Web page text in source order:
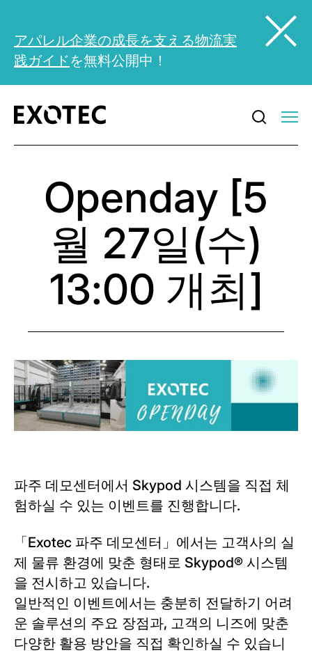
アパレル企業の成長を支える物流実
践ガイドを無料公開中！
Openday [5
월 27일(수)
13:00 개최]
파주 데모센터에서 Skypod 시스템을 직접 체
험하실 수 있는 이벤트를 진행합니다.
「Exotec 파주 데모센터」에서는 고객사의 실
제 물류 환경에 맞춘 형태로 Skypod® 시스템
을 전시하고 있습니다.
일반적인 이벤트에서는 충분히 전달하기 어려
운 솔루션의 주요 장점과, 고객의 니즈에 맞춘
다양한 활용 방안을 직접 확인하실 수 있습니